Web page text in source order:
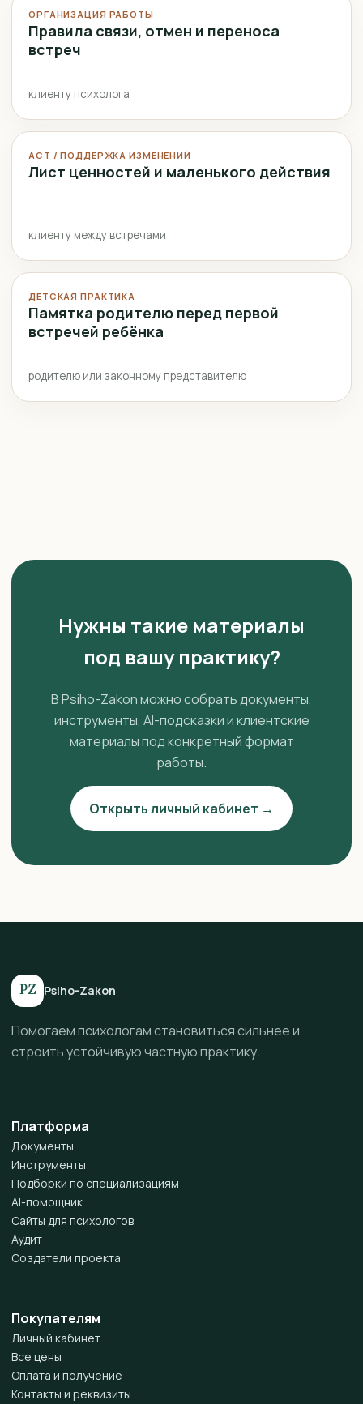
ОРГАНИЗАЦИЯ РАБОТЫ
Правила связи, отмен и переноса
встреч
клиенту психолога
ACT / ПОДДЕРЖКА ИЗМЕНЕНИЙ
Лист ценностей и маленького действия
клиенту между встречами
ДЕТСКАЯ ПРАКТИКА
Памятка родителю перед первой
встречей ребёнка
родителю или законному представителю
Нужны такие материалы
под вашу практику?
В Psiho-Zakon можно собрать документы,
инструменты, AI-подсказки и клиентские
материалы под конкретный формат
работы.
Открыть личный кабинет →
PZ Psiho-Zakon
Помогаем психологам становиться сильнее и
строить устойчивую частную практику.
Платформа
Документы
Инструменты
Подборки по специализациям
AI-помощник
Сайты для психологов
Аудит
Создатели проекта
Покупателям
Личный кабинет
Все цены
Оплата и получение
Контакты и реквизиты